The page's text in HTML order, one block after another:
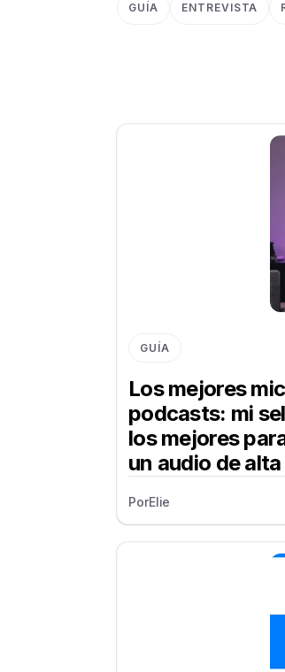
GUÍA ENTREVISTA
GUÍA
Los mejores
podcasts: mi
los mejores
un audio de
PorElie